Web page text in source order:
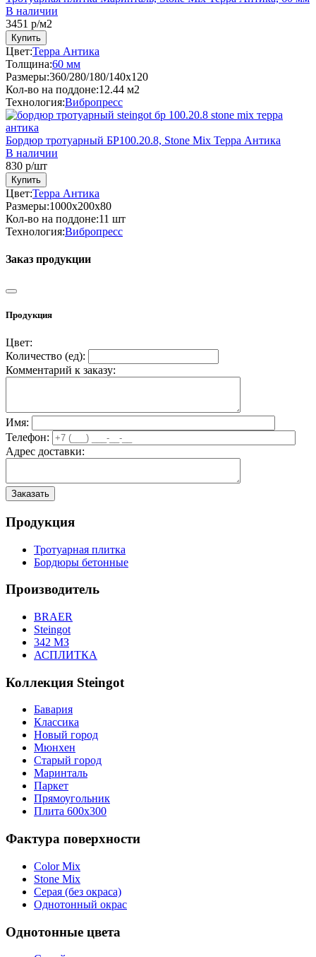
В наличии
3451 р/м2
Купить
Цвет:Терра Антика
Толщина:60 мм
Размеры:360/280/180/140x120
Кол-во на поддоне:12.44 м2
Технология:Вибропресс
Бордюр тротуарный БР100.20.8, Stone Mix Терра Антика
В наличии
830 р/шт
Купить
Цвет:Терра Антика
Размеры:1000х200x80
Кол-во на поддоне:11 шт
Технология:Вибропресс
Заказ продукции
Продукция
Цвет:
Количество (ед):
Комментарий к заказу:
Имя:
Телефон:
Адрес доставки:
Продукция
Тротуарная плитка
Бордюры бетонные
Производитель
BRAER
Steingot
342 МЗ
АСПЛИТКА
Коллекция Steingot
Бавария
Классика
Новый город
Мюнхен
Старый город
Маринталь
Паркет
Прямоугольник
Плита 600х300
Фактура поверхности
Color Mix
Stone Mix
Серая (без окраса)
Однотонный окрас
Однотонные цвета